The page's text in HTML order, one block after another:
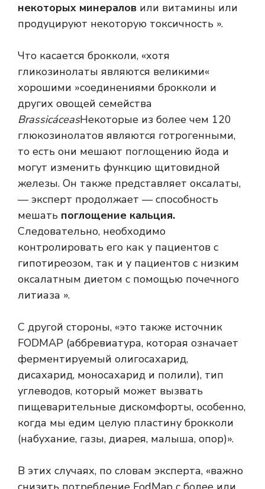
некоторых минералов или витамины или
продуцируют некоторую токсичность ».
Что касается брокколи, «хотя
гликозинолаты являются великими«
хорошими »соединениями брокколи и
других овощей семейства
BrassicáceasНекоторые из более чем 120
глюкозинолатов являются готрогенными,
то есть они мешают поглощению йода и
могут изменить функцию щитовидной
железы. Он также представляет оксалаты,
— эксперт продолжает — способность
мешать поглощение кальция.
Следовательно, необходимо
контролировать его как у пациентов с
гипотиреозом, так и у пациентов с низким
оксалатным диетом с помощью почечного
литиаза ».
С другой стороны, «это также источник
FODMAP (аббревиатура, которая означает
ферментируемый олигосахарид,
дисахарид, моносахарид и полили), тип
углеводов, который может вызвать
пищеварительные дискомфорты, особенно,
когда мы едим целую пластину брокколи
(набухание, газы, диарея, малыша, опор)».
В этих случаях, по словам эксперта, «важно